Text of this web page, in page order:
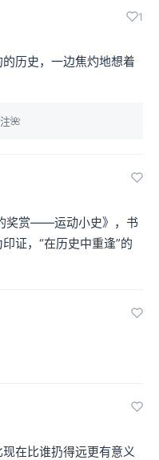
年，而在1897年举行的
松跑的距离是40公里，
正像布朗宁《菲狄皮德
1
历史，一边焦灼地想着
🌺
奖赏——运动小史》，书
证，“在历史中重逢”的
在比谁扔得远更有意义